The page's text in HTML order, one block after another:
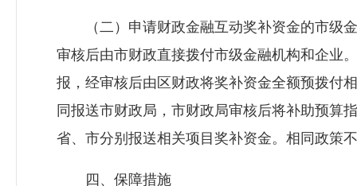
（二）申请财政金融互动奖补资金的市级金
审核后由市财政直接拨付市级金融机构和企业
报，经审核后由区财政将奖补资金全额预拨付
同报送市财政局，市财政局审核后将补助预算
省、市分别报送相关项目奖补资金。相同政策
四、保障措施